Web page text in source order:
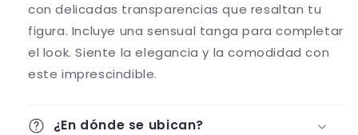
con delicadas transparencias que resaltan tu
figura. Incluye una sensual tanga para completar
el look. Siente la elegancia y la comodidad con
este imprescindible.
¿En dónde se ubican?